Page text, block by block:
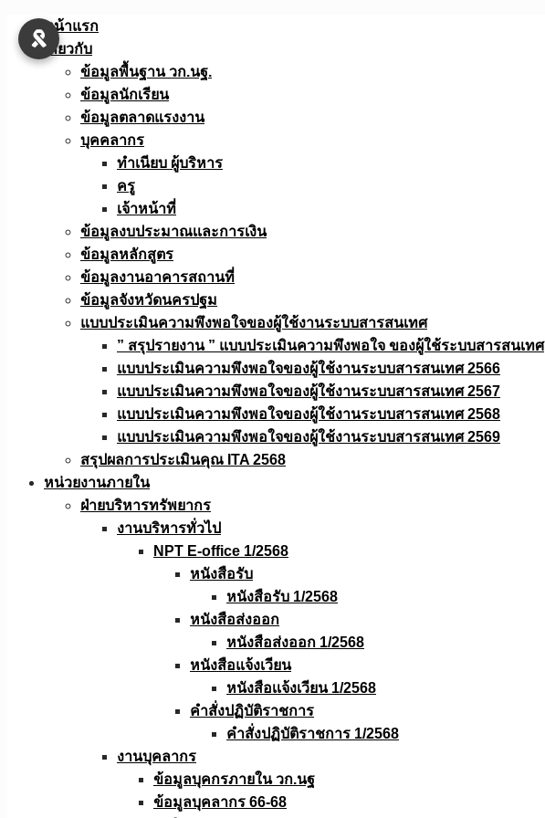
Skip
หน้าแรก
เกี่ยวกับ
ข้อมูลพื้นฐาน วก.นฐ.
ข้อมูลนักเรียน
ข้อมูลตลาดแรงงาน
บุคคลากร
ทำเนียบ ผู้บริหาร
ครู
เจ้าหน้าที่
ข้อมูลงบประมาณเเละการเงิน
ข้อมูลหลักสูตร
ข้อมูลงานอาคารสถานที่
ข้อมูลจังหวัดนครปฐม
แบบประเมินความพึงพอใจของผู้ใช้งานระบบสารสนเทศ
” สรุปรายงาน ” แบบประเมินความพึงพอใจ ของผู้ใช้ระบบสารสนเทศ
แบบประเมินความพึงพอใจของผู้ใช้งานระบบสารสนเทศ 2566
แบบประเมินความพึงพอใจของผู้ใช้งานระบบสารสนเทศ 2567
แบบประเมินความพึงพอใจของผู้ใช้งานระบบสารสนเทศ 2568
แบบประเมินความพึงพอใจของผู้ใช้งานระบบสารสนเทศ 2569
สรุปผลการประเมินคุณ ITA 2568
หน่วยงานภายใน
ฝ่ายบริหารทรัพยากร
งานบริหารทั่วไป
NPT E-office 1/2568
หนังสือรับ
หนังสือรับ 1/2568
หนังสือส่งออก
หนังสือส่งออก 1/2568
หนังสือแจ้งเวียน
หนังสือเเจ้งเวียน 1/2568
คำสั่งปฏิบัติราชการ
คำสั่งปฏิบัติราชการ 1/2568
งานบุคลากร
ข้อมูลบุคกรภายใน วก.นฐ
ข้อมูลบุคลากร 66-68